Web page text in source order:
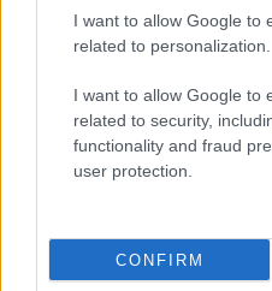
I want to allow Google to
related to personalization.
I want to allow Google to
related to security,
functionality and fraud
user protection.
CONFIRM
Ελλάδα|05.01.2023 23:37
Επίθεση
Κουκάκι - Έχουν
Τι αναφέρουν οι